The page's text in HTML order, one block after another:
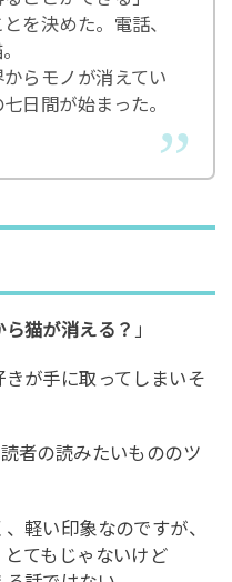
を決めた。電話、
らモノが消えてい
日間が始まった。
ら猫が消える？ 」
が手に取ってしまいそ
者の読みたいもののツ
軽い印象なのですが、
てもじゃないけど